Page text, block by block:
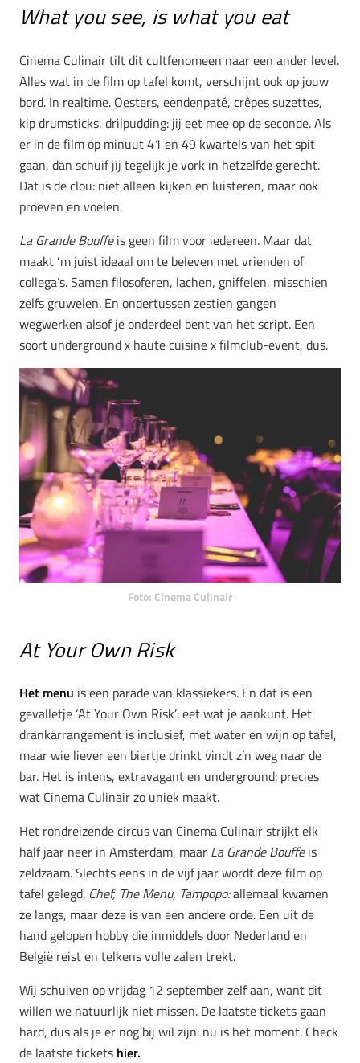
What you see, is what you eat
Cinema Culinair tilt dit cultfenomeen naar een ander level.
Alles wat in de film op tafel komt, verschijnt ook op jouw
bord. In realtime. Oesters, eendenpaté, crêpes suzettes,
kip drumsticks, drilpudding: jij eet mee op de seconde. Als
er in de film op minuut 41 en 49 kwartels van het spit
gaan, dan schuif jij tegelijk je vork in hetzelfde gerecht.
Dat is de clou: niet alleen kijken en luisteren, maar ook
proeven en voelen.
La Grande Bouffeis geen film voor iedereen. Maar dat
maakt ‘m juist ideaal om te beleven met vrienden of
collega’s. Samen filosoferen, lachen, gniffelen, misschien
zelfs gruwelen. En ondertussen zestien gangen
wegwerken alsof je onderdeel bent van het script. Een
soort underground x haute cuisine x filmclub-event, dus.
Foto: Cinema Culinair
At Your Own Risk
Het menu is een parade van klassiekers. En dat is een
gevalletje ‘At Your Own Risk’: eet wat je aankunt. Het
drankarrangement is inclusief, met water en wijn op tafel,
maar wie liever een biertje drinkt vindt z’n weg naar de
bar. Het is intens, extravagant en underground: precies
wat Cinema Culinair zo uniek maakt.
Het rondreizende circus van Cinema Culinair strijkt elk
half jaar neer in Amsterdam, maar La Grande Bouffeis
zeldzaam. Slechts eens in de vijf jaar wordt deze film op
tafel gelegd. Chef, The Menu, Tampopo:allemaal kwamen
ze langs, maar deze is van een andere orde. Een uit de
hand gelopen hobby die inmiddels door Nederland en
België reist en telkens volle zalen trekt.
Wij schuiven op vrijdag 12 september zelf aan, want dit
willen we natuurlijk niet missen. De laatste tickets gaan
hard, dus als je er nog bij wil zijn: nu is het moment. Check
de laatste tickets hier.